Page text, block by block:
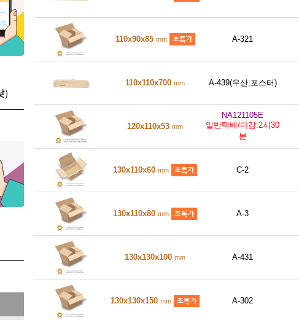
110x90x85 mm A-321
110x110x700 mm A-439(우산,포스터)
120x110x53 mm
NA121105E
일반택배/마감:2시30
분
130x110x60 mm C-2
130x110x80 mm A-3
130x130x100 mm A-431
130x130x150 mm A-302